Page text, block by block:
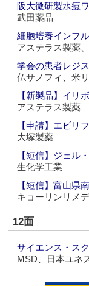
阪大微研製水痘
武田薬品
細胞培養インフ
アステラス製薬
学会の患者レジ
仏サノフィ、米
【新製品】イリ
アステラス製薬
【申請】エビリ
大塚製薬
【短信】ジェル
生化学工業
【短信】富山県
キョーリンリメ
12面
サイエンス・ス
MSD、日本ユネ